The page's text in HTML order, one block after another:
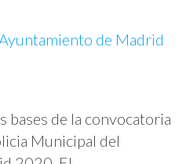
bases de la convocatoria
Municipal del